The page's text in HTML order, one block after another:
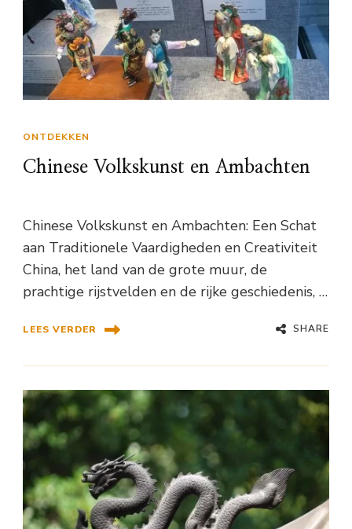
ONTDEKKEN
Chinese Volkskunst en Ambachten
Chinese Volkskunst en Ambachten: Een Schat
aan Traditionele Vaardigheden en Creativiteit
China, het land van de grote muur, de
prachtige rijstvelden en de rijke geschiedenis, …
LEES VERDER SHARE